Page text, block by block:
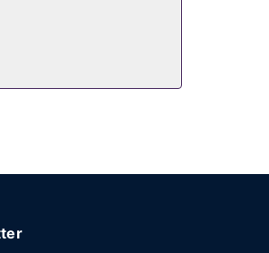
y una zona
de servicio de